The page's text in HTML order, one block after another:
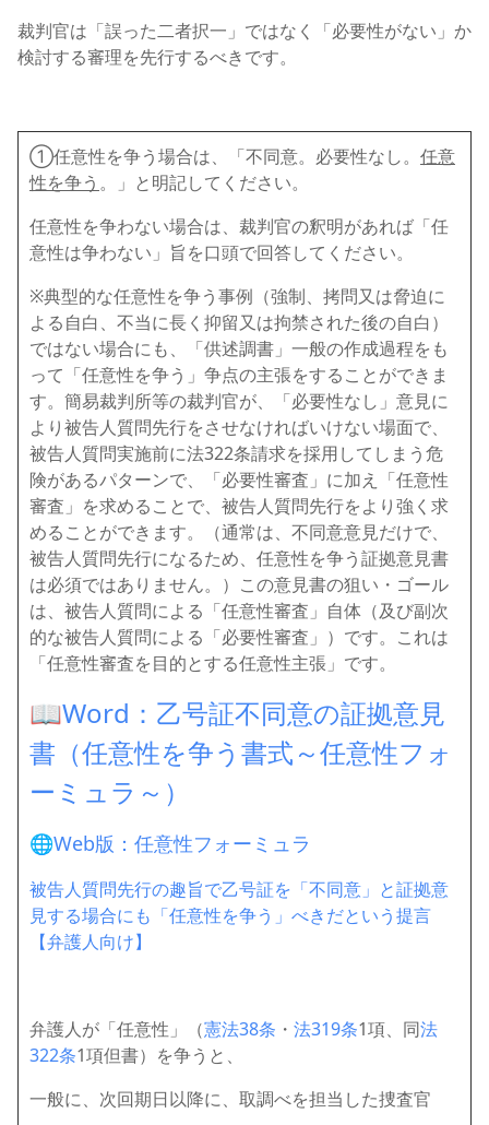
裁判官は「誤った二者択一」ではなく「必要性がない」か
検討する審理を先行するべきです。
①任意性を争う場合は、「不同意。必要性なし。 任意
性を争う 。」と明記してください。
任意性を争わない場合は、裁判官の釈明があれば「任
意性は争わない」旨を口頭で回答してください。
※典型的な任意性を争う事例（強制、拷問又は脅迫に
よる自白、不当に長く抑留又は拘禁された後の自白）
ではない場合にも、「供述調書」一般の作成過程をも
って「任意性を争う」争点の主張をすることができま
す。簡易裁判所等の裁判官が、「必要性なし」意見に
より被告人質問先行をさせなければいけない場面で、
被告人質問実施前に法322条請求を採用してしまう危
険があるパターンで、「必要性審査」に加え「任意性
審査」を求めることで、被告人質問先行をより強く求
めることができます。（通常は、不同意意見だけで、
被告人質問先行になるため、任意性を争う証拠意見書
は必須ではありません。）この意見書の狙い・ゴール
は、被告人質問による「任意性審査」自体（及び副次
的な被告人質問による「必要性審査」）です。これは
「任意性審査を目的とする任意性主張」です。
📖Word：乙号証不同意の証拠意見
書（任意性を争う書式～任意性フォ
ーミュラ～）
🌐Web版：任意性フォーミュラ
被告人質問先行の趣旨で乙号証を「不同意」と証拠意
見する場合にも「任意性を争う」べきだという提言
【弁護人向け】
弁護人が「任意性」（憲法38条 ・ 法319条1項、同法
322条1項但書）を争うと、
一般に、次回期日以降に、取調べを担当した捜査官